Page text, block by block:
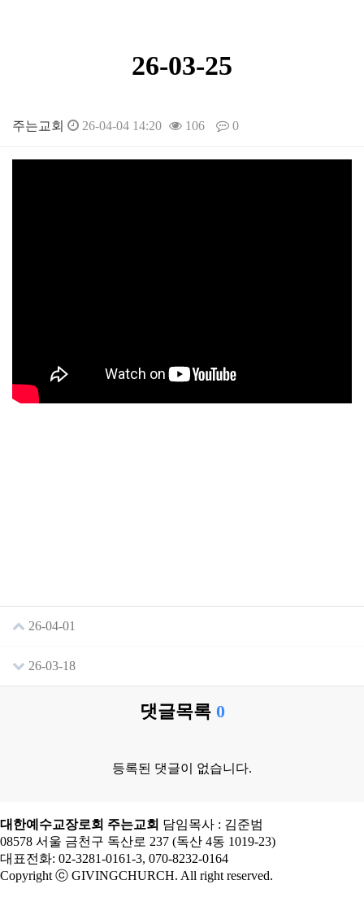
26-03-25
주는교회 26-04-04 14:20 106 0
26-04-01
26-03-18
댓글목록 0
등록된 댓글이 없습니다.
대한예수교장로회 주는교회 담임목사 : 김준범
08578 서울 금천구 독산로 237 (독산 4동 1019-23)
대표전화: 02-3281-0161-3, 070-8232-0164
Copyright ⓒ GIVINGCHURCH. All right reserved.